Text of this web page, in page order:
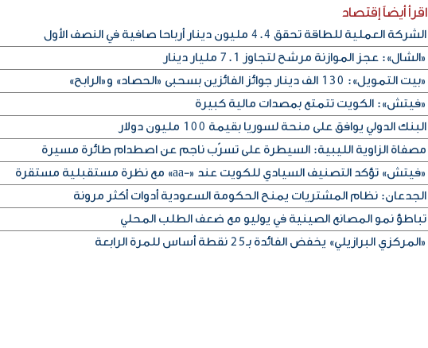
اقرأ أيضاًإقتصاد
الشركة العملية للطاقة تحقق 4.4 مليون دينار أرباحا صافية في النصف الأول
«الشال»: عجز الموازنة مرشح لتجاوز 7.1 مليار دينار
«بيت التمويل»: 130 الف دينار جوائز الفائزين بسحبى «الحصاد» و«الرابح»
«فيتش»: الكويت تتمتع بمصدات مالية كبيرة
البنك الدولي يوافق على منحة لسوريا بقيمة 100 مليون دولار
مصفاة الزاوية الليبية: السيطرة على تسرّب ناجم عن اصطدام طائرة مسيرة
«فيتش» تؤكد التصنيف السيادي للكويت عند «-aa» مع نظرة مستقبلية مستقرة
الجدعان: نظام المشتريات يمنح الحكومة السعودية أدوات أكثر مرونة
تباطؤ نمو المصانع الصينية في يوليو مع ضعف الطلب المحلي
«المركزي البرازيلي» يخفض الفائدة بـ25 نقطة أساس للمرة الرابعة